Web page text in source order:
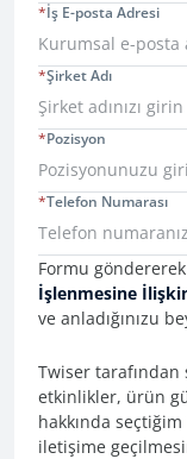
İş E-posta Adresi
*
Şirket Adı
*
Pozisyon
*
Telefon Numarası
*
Consent Information
Formu göndererek
İşlenmesine
ve anladığınızu
Twiser
etkinlikler, ürün
hakkında
iletişime